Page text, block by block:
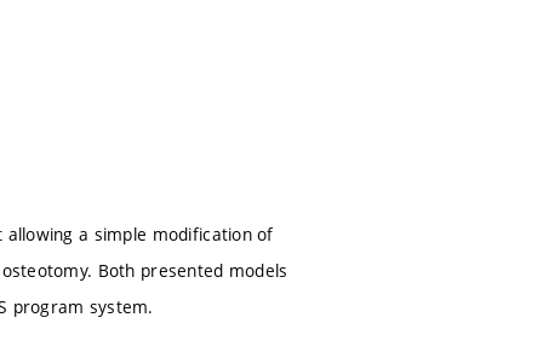
a simple modification of
Both presented models
program system.